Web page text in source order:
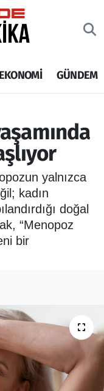
EKONOMİ GÜNDEM
yalnızca
kadın
doğal
“Menopoz
bir